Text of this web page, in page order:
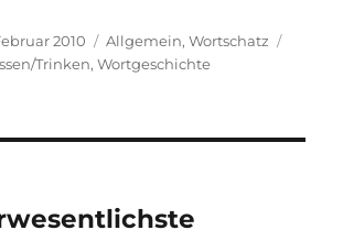
2010 Kategorien
Allgemein,Wortschatz
Trinken,Wortgeschichte